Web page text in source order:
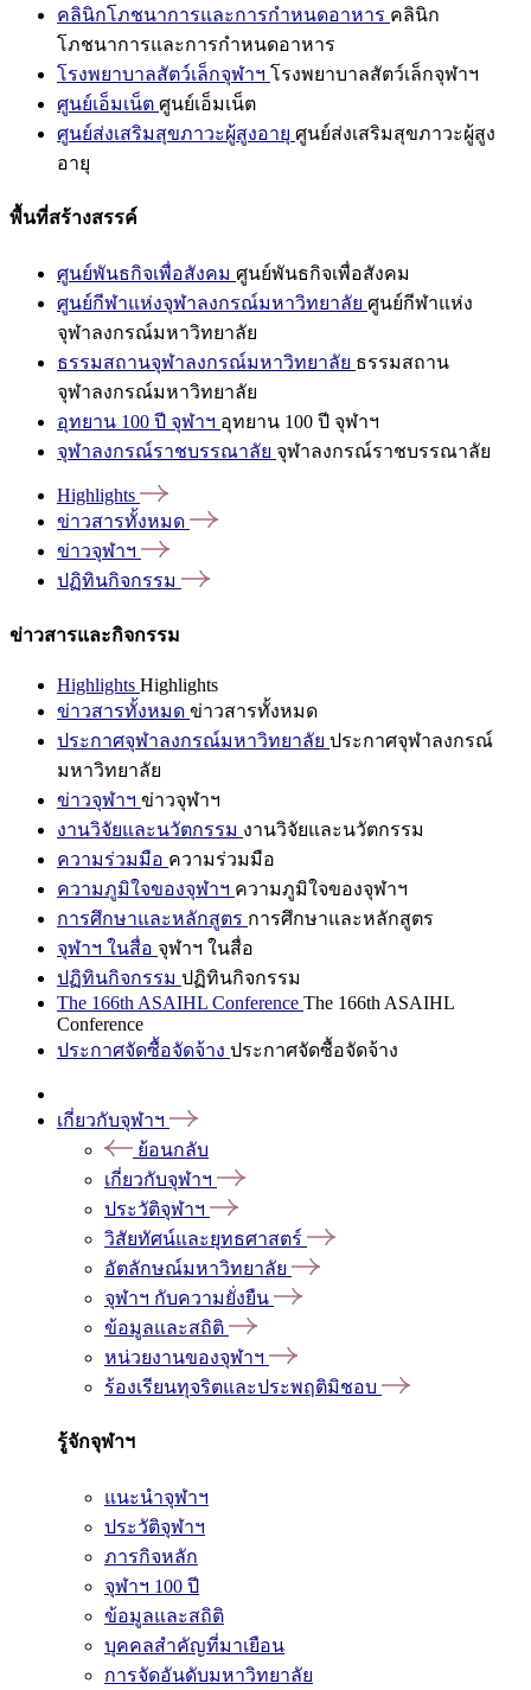
คลินิกโภชนาการและการกำหนดอาหาร คลินิก
โภชนาการและการกำหนดอาหาร
โรงพยาบาลสัตว์เล็กจุฬาฯ โรงพยาบาลสัตว์เล็กจุฬาฯ
ศูนย์เอ็มเน็ต ศูนย์เอ็มเน็ต
ศูนย์ส่งเสริมสุขภาวะผู้สูงอายุ ศูนย์ส่งเสริมสุขภาวะผู้สูง
อายุ
พื้นที่สร้างสรรค์
ศูนย์พันธกิจเพื่อสังคม ศูนย์พันธกิจเพื่อสังคม
ศูนย์กีฬาแห่งจุฬาลงกรณ์มหาวิทยาลัย ศูนย์กีฬาแห่ง
จุฬาลงกรณ์มหาวิทยาลัย
ธรรมสถานจุฬาลงกรณ์มหาวิทยาลัย ธรรมสถาน
จุฬาลงกรณ์มหาวิทยาลัย
อุทยาน 100 ปี จุฬาฯ อุทยาน 100 ปี จุฬาฯ
จุฬาลงกรณ์ราชบรรณาลัย จุฬาลงกรณ์ราชบรรณาลัย
Highlights
ข่าวสารทั้งหมด
ข่าวจุฬาฯ
ปฏิทินกิจกรรม
ข่าวสารและกิจกรรม
Highlights Highlights
ข่าวสารทั้งหมด ข่าวสารทั้งหมด
ประกาศจุฬาลงกรณ์มหาวิทยาลัย ประกาศจุฬาลงกรณ์
มหาวิทยาลัย
ข่าวจุฬาฯ ข่าวจุฬาฯ
งานวิจัยและนวัตกรรม งานวิจัยและนวัตกรรม
ความร่วมมือ ความร่วมมือ
ความภูมิใจของจุฬาฯ ความภูมิใจของจุฬาฯ
การศึกษาและหลักสูตร การศึกษาและหลักสูตร
จุฬาฯ ในสื่อ จุฬาฯ ในสื่อ
ปฏิทินกิจกรรม ปฏิทินกิจกรรม
The 166th ASAIHL Conference The 166th ASAIHL
Conference
ประกาศจัดซื้อจัดจ้าง ประกาศจัดซื้อจัดจ้าง
เกี่ยวกับจุฬาฯ
ย้อนกลับ
เกี่ยวกับจุฬาฯ
ประวัติจุฬาฯ
วิสัยทัศน์และยุทธศาสตร์
อัตลักษณ์มหาวิทยาลัย
จุฬาฯ กับความยั่งยืน
ข้อมูลและสถิติ
หน่วยงานของจุฬาฯ
ร้องเรียนทุจริตและประพฤติมิชอบ
รู้จักจุฬาฯ
แนะนำจุฬาฯ
ประวัติจุฬาฯ
ภารกิจหลัก
จุฬาฯ 100 ปี
ข้อมูลและสถิติ
บุคคลสำคัญที่มาเยือน
การจัดอันดับมหาวิทยาลัย